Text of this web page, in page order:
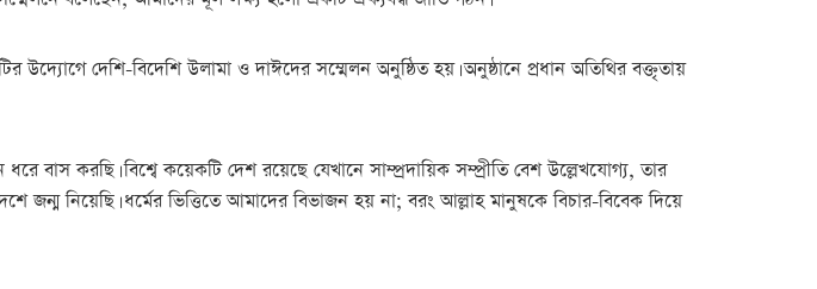
দেশি-বিদেশি উলামা ও দাঈদের সম্মেলন অনুষ্ঠিত হয়। অনুষ্ঠানে প্রধান অতিথির বক্তৃতায়
বাস করছি। বিশ্বে কয়েকটি দেশ রয়েছে যেখানে সাম্প্রদায়িক সম্প্রীতি বেশ উল্লেখযোগ্য, তার
নিয়েছি। ধর্মের ভিত্তিতে আমাদের বিভাজন হয় না; বরং আল্লাহ মানুষকে বিচার-বিবেক দিয়ে